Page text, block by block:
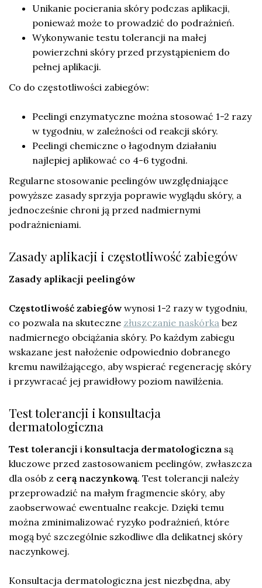
Unikanie pocierania skóry podczas aplikacji,
ponieważ może to prowadzić do podrażnień.
Wykonywanie testu tolerancji na małej
powierzchni skóry przed przystąpieniem do
pełnej aplikacji.
Co do częstotliwości zabiegów:
Peelingi enzymatyczne można stosować 1-2 razy
w tygodniu, w zależności od reakcji skóry.
Peelingi chemiczne o łagodnym działaniu
najlepiej aplikować co 4-6 tygodni.
Regularne stosowanie peelingów uwzględniające
powyższe zasady sprzyja poprawie wyglądu skóry, a
jednocześnie chroni ją przed nadmiernymi
podrażnieniami.
Zasady aplikacji i częstotliwość zabiegów
Zasady aplikacji peelingów
Częstotliwość zabiegów wynosi 1-2 razy w tygodniu,
co pozwala na skuteczne złuszczanie naskórka bez
nadmiernego obciążania skóry. Po każdym zabiegu
wskazane jest nałożenie odpowiednio dobranego
kremu nawilżającego, aby wspierać regenerację skóry
i przywracać jej prawidłowy poziom nawilżenia.
Test tolerancji i konsultacja
dermatologiczna
Test tolerancji i konsultacja dermatologiczna są
kluczowe przed zastosowaniem peelingów, zwłaszcza
dla osób z cerą naczynkową. Test tolerancji należy
przeprowadzić na małym fragmencie skóry, aby
zaobserwować ewentualne reakcje. Dzięki temu
można zminimalizować ryzyko podrażnień, które
mogą być szczególnie szkodliwe dla delikatnej skóry
naczynkowej.
Konsultacja dermatologiczna jest niezbędna, aby